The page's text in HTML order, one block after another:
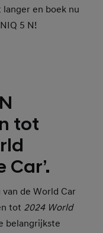
en boek nu
5 N!
tot
de World Car
tot 2024 World
belangrijkste